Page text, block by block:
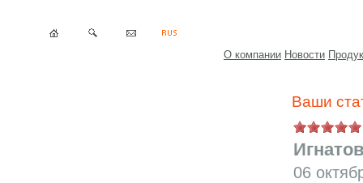
О компании Новости
Ваши
06